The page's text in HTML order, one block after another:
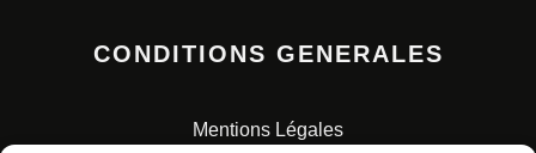
CONDITIONS GENERALES
Mentions Légales